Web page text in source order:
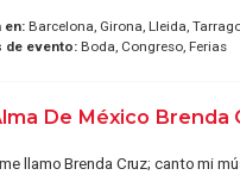
en:Barcelona, Girona, Lleida,
de evento:Boda, Congreso, Ferias
De México Brenda
llamo Brenda Cruz; canto mi